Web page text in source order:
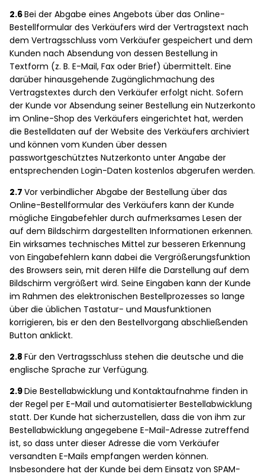
2.6Bei der Abgabe eines Angebots über das Online-
Bestellformular des Verkäufers wird der Vertragstext nach
dem Vertragsschluss vom Verkäufer gespeichert und dem
Kunden nach Absendung von dessen Bestellung in
Textform (z. B. E-Mail, Fax oder Brief) übermittelt. Eine
darüber hinausgehende Zugänglichmachung des
Vertragstextes durch den Verkäufer erfolgt nicht. Sofern
der Kunde vor Absendung seiner Bestellung ein Nutzerkonto
im Online-Shop des Verkäufers eingerichtet hat, werden
die Bestelldaten auf der Website des Verkäufers archiviert
und können vom Kunden über dessen
passwortgeschütztes Nutzerkonto unter Angabe der
entsprechenden Login-Daten kostenlos abgerufen werden.
2.7 Vor verbindlicher Abgabe der Bestellung über das
Online-Bestellformular des Verkäufers kann der Kunde
mögliche Eingabefehler durch aufmerksames Lesen der
auf dem Bildschirm dargestellten Informationen erkennen.
Ein wirksames technisches Mittel zur besseren Erkennung
von Eingabefehlern kann dabei die Vergrößerungsfunktion
des Browsers sein, mit deren Hilfe die Darstellung auf dem
Bildschirm vergrößert wird. Seine Eingaben kann der Kunde
im Rahmen des elektronischen Bestellprozesses so lange
über die üblichen Tastatur- und Mausfunktionen
korrigieren, bis er den den Bestellvorgang abschließenden
Button anklickt.
2.8 Für den Vertragsschluss stehen die deutsche und die
englische Sprache zur Verfügung.
2.9Die Bestellabwicklung und Kontaktaufnahme finden in
der Regel per E-Mail und automatisierter Bestellabwicklung
statt. Der Kunde hat sicherzustellen, dass die von ihm zur
Bestellabwicklung angegebene E-Mail-Adresse zutreffend
ist, so dass unter dieser Adresse die vom Verkäufer
versandten E-Mails empfangen werden können.
Insbesondere hat der Kunde bei dem Einsatz von SPAM-